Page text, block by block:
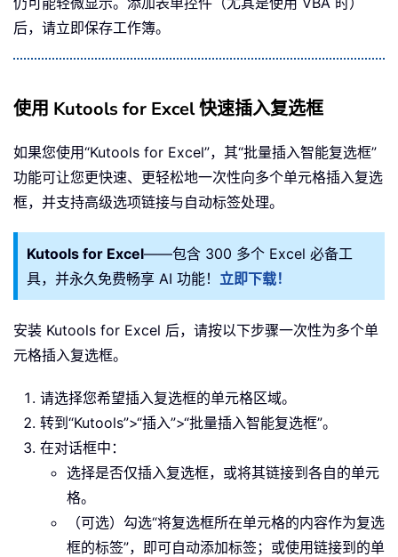
后，请立即保存工作簿。
使用 Kutools for Excel 快速插入复选框
如果您使用“Kutools for Excel”，其“批量插入智能复选框”
功能可让您更快速、更轻松地一次性向多个单元格插入复选
框，并支持高级选项链接与自动标签处理。
Kutools for Excel——包含 300 多个 Excel 必备工
具，并永久免费畅享 AI 功能！ 立即下载！
安装 Kutools for Excel 后，请按以下步骤一次性为多个单
元格插入复选框。
请选择您希望插入复选框的单元格区域。
转到“Kutools”>“插入”>“批量插入智能复选框”。
在对话框中：
选择是否仅插入复选框，或将其链接到各自的单元
格。
（可选）勾选“将复选框所在单元格的内容作为复选
框的标签”，即可自动添加标签；或使用链接到的单